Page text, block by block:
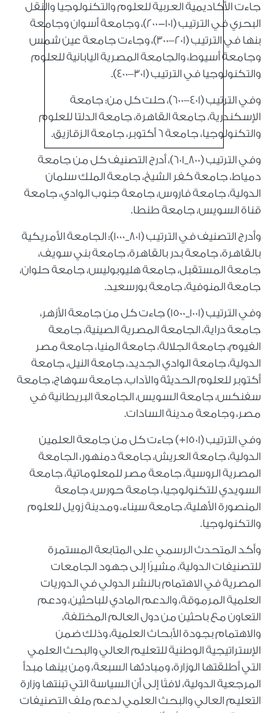
جاءت الأكاديمية العربية للعلوم والتكنولوجيا والنقل
البحري في الترتيب (101-200)، وجامعة أسوان وجامعة
بنها في الترتيب (201–300)، وجاءت جامعة عين شمس
وجامعة أسيوط، والجامعة المصرية اليابانية للعلوم
والتكنولوجيا في الترتيب (301–400).
وفي الترتيب (401–600)، حلت كل من: جامعة
الإسكندرية، جامعة القاهرة، جامعة الدلتا للعلوم
والتكنولوجيا، جامعة 6 أكتوبر، جامعة الزقازيق.
وفي الترتيب (800_601)، أدرج التصنيف كل من جامعة
دمياط، جامعة كفر الشيخ، جامعة الملك سلمان
الدولية، جامعة فاروس، جامعة جنوب الوادي، جامعة
قناة السويس، جامعة طنطا.
وأدرج التصنيف في الترتيب (801_1000): الجامعة الأمريكية
بالقاهرة، جامعة بدر بالقاهرة، جامعة بني سويف،
جامعة المستقبل، جامعة هليوبوليس، جامعة حلوان،
جامعة المنوفية، جامعة بورسعيد.
وفي الترتيب (1001_1500) جاءت كل من جامعة الأزهر،
جامعة دراية، الجامعة المصرية الصينية، جامعة
الفيوم، جامعة الجلالة، جامعة المنيا، جامعة مصر
الدولية، جامعة الوادي الجديد، جامعة النيل، جامعة
أكتوبر للعلوم الحديثة والآداب، جامعة سوهاج، جامعة
سفنكس، جامعة السويس، الجامعة البريطانية في
مصر، وجامعة مدينة السادات.
وفي الترتيب (1501+) جاءت كل من جامعة العلمين
الدولية، جامعة العريش، جامعة دمنهور، الجامعة
المصرية الروسية، جامعة مصر للمعلوماتية، جامعة
السويدي للتكنولوجيا، جامعة حورس، جامعة
المنصورة الأهلية، جامعة سيناء، ومدينة زويل للعلوم
والتكنولوجيا.
وأكد المتحدث الرسمي على المتابعة المستمرة
للتصنيفات الدولية، مشيرًا إلى جهود الجامعات
المصرية في الاهتمام بالنشر الدولي في الدوريات
العلمية المرموقة، والدعم المادي للباحثين، ودعم
التعاون مع باحثين من دول العالم المختلفة،
والاهتمام بجودة الأبحاث العلمية، وذلك ضمن
الإستراتيجية الوطنية للتعليم العالي والبحث العلمي
التي أطلقتها الوزارة، ومبادئها السبعة، ومن بينها مبدأ
المرجعية الدولية، لافتًا إلى أن السياسة التي تبنتها وزارة
التعليم العالي والبحث العلمي لدعم ملف التصنيفات